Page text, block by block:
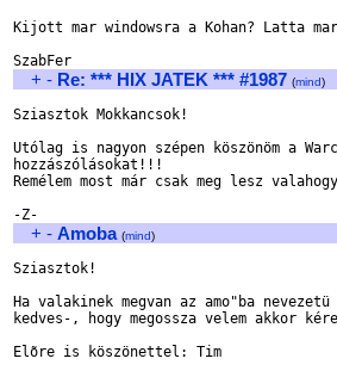
Kijott mar windowsra a Kohan? Latta
+ - Re: *** HIX JATEK *** #1987 (mind)
Sziasztok Mokkancsok!
Utólag is nagyon szépen köszönöm a
hozzászólásokat!!!
Remélem most már csak meg lesz
+ - Amoba (mind)
Sziasztok!
Ha valakinek megvan az amo"ba
kedves-, hogy megossza velem akkor